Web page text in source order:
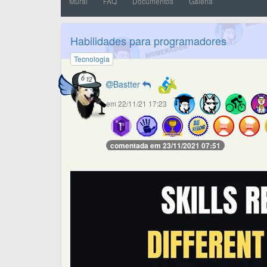
Habilidades para programadores
Tecnologia
Bastter
em 22/11/21 17:23
comentada em 23/11/2021 07:51